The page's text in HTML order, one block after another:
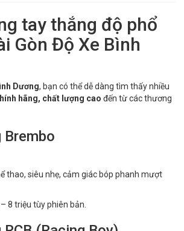
tay thắng độ phổ
Gòn Độ Xe Bình
Dương, bạn có thể dễ dàng tìm thấy nhiều
hãng, chất lượng cao đến từ các thương
Brembo
thao, siêu nhẹ, cảm giác bóp phanh mượt
8 triệu tùy phiên bản.